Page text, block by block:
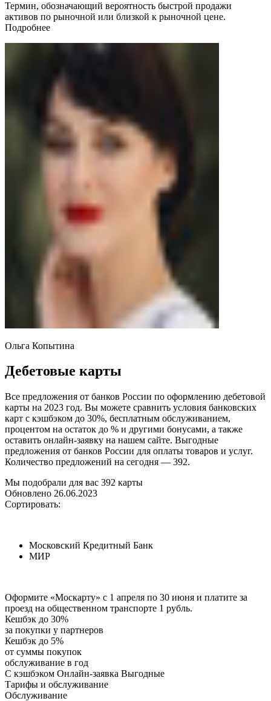
Термин, обозначающий вероятность быстрой продажи
активов по рыночной или близкой к рыночной цене.
Подробнее
Ольга Копытина
Дебетовые карты
Все предложения от банков России по оформлению дебетовой
карты на 2023 год. Вы можете сравнить условия банковских
карт с кэшбэком до 30%, бесплатным обслуживанием,
процентом на остаток до % и другими бонусами, а также
оставить онлайн-заявку на нашем сайте. Выгодные
предложения от банков России для оплаты товаров и услуг.
Количество предложений на сегодня — 392.
Мы подобрали для вас 392 карты
Обновлено 26.06.2023
Сортировать:
Московский Кредитный Банк
МИР
Оформите «Москарту» с 1 апреля по 30 июня и платите за
проезд на общественном транспорте 1 рубль.
Кешбэк до 30%
за покупки у партнеров
Кешбэк до 5%
от суммы покупок
обслуживание в год
С кэшбэком Онлайн-заявка Выгодные
Тарифы и обслуживание
Обслуживание